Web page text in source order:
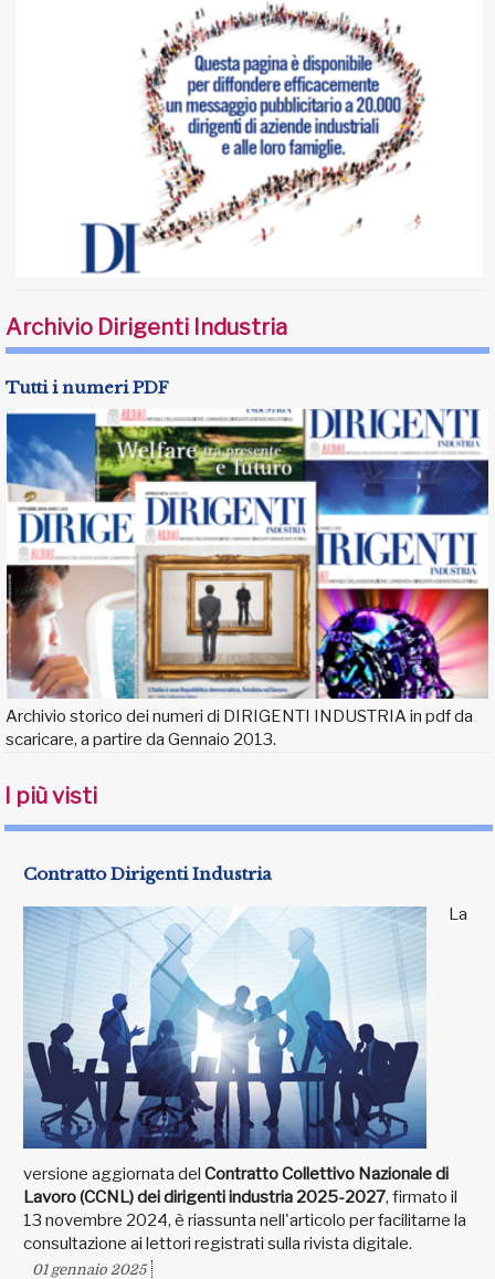
Archivio Dirigenti Industria
Tutti i numeri PDF
Archivio storico dei numeri di DIRIGENTI INDUSTRIA in pdf da
scaricare, a partire da Gennaio 2013.
I più visti
Contratto Dirigenti Industria
La
versione aggiornata del Contratto Collettivo Nazionale di
Lavoro (CCNL) dei dirigenti industria 2025-2027, firmato il
13 novembre 2024, è riassunta nell'articolo per facilitarne la
consultazione ai lettori registrati sulla rivista digitale.
01 gennaio 2025